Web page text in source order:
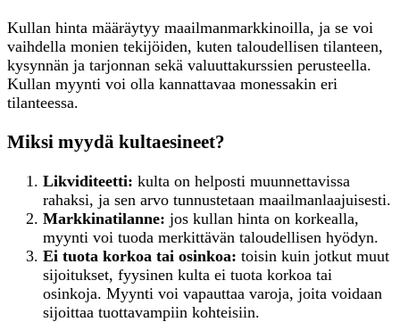
Kullan hinta määräytyy maailmanmarkkinoilla, ja se voi
vaihdella monien tekijöiden, kuten taloudellisen tilanteen,
kysynnän ja tarjonnan sekä valuuttakurssien perusteella.
Kullan myynti voi olla kannattavaa monessakin eri
tilanteessa.
Miksi myydä kultaesineet?
Likviditeetti: kulta on helposti muunnettavissa
rahaksi, ja sen arvo tunnustetaan maailmanlaajuisesti.
Markkinatilanne: jos kullan hinta on korkealla,
myynti voi tuoda merkittävän taloudellisen hyödyn.
Ei tuota korkoa tai osinkoa: toisin kuin jotkut muut
sijoitukset, fyysinen kulta ei tuota korkoa tai
osinkoja. Myynti voi vapauttaa varoja, joita voidaan
sijoittaa tuottavampiin kohteisiin.